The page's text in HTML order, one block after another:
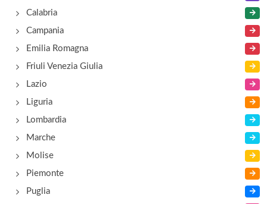
Calabria
Campania
Emilia Romagna
Friuli Venezia Giulia
Lazio
Liguria
Lombardia
Marche
Molise
Piemonte
Puglia